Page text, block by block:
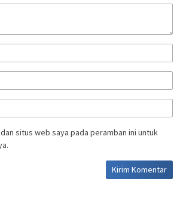
situs web saya pada peramban ini untuk